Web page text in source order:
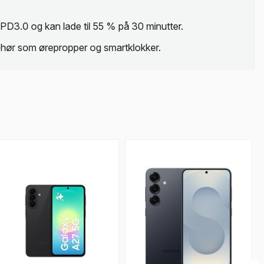
og kan lade til 55 % på 30 minutter.
som ørepropper og smartklokker.